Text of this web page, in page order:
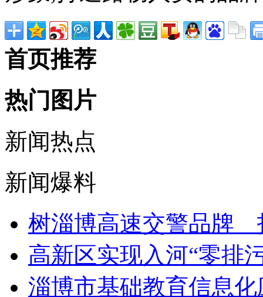
首页推荐
热门图片
新闻热点
新闻爆料
树淄博高速交警品牌
高新区实现入河“零排
淄博市基础教育信息